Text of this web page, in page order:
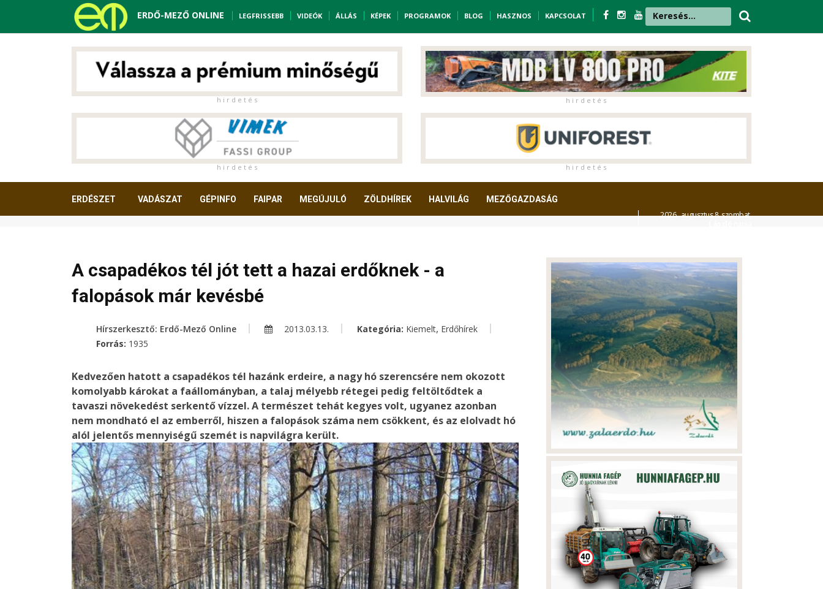
ERDŐ-MEZŐ ONLINE LEGFRISSEBB VIDEÓK ÁLLÁS KÉPEK PROGRAMOK BLOG HASZNOS KAPCSOLAT
h i r d e t é s h i r d e t é s
h i r d e t é s h i r d e t é s
ERDÉSZET VADÁSZAT GÉPINFO FAIPAR MEGÚJULÓ ZÖLDHÍREK HALVILÁG MEZŐGAZDASÁG
2026. augusztus 8. szombat,
A csapadékos tél jót tett a hazai erdőknek - a
falopások már kevésbé
Hírszerkesztő: Erdő-Mező Online 2013.03.13. Kategória: Kiemelt, Erdőhírek
Forrás: 1935
Kedvezően hatott a csapadékos tél hazánk erdeire, a nagy hó szerencsére nem okozott
komolyabb károkat a faállományban, a talaj mélyebb rétegei pedig feltöltődtek a
tavaszi növekedést serkentő vízzel. A természet tehát kegyes volt, ugyanez azonban
nem mondható el az emberről, hiszen a falopások száma nem csökkent, és az elolvadt hó
alól jelentős mennyiségű szemét is napvilágra került.